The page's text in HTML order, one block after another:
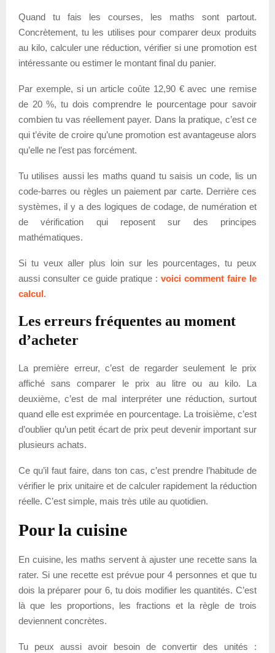
Quand tu fais les courses, les maths sont partout.
Concrètement, tu les utilises pour comparer deux produits
au kilo, calculer une réduction, vérifier si une promotion est
intéressante ou estimer le montant final du panier.
Par exemple, si un article coûte 12,90 € avec une remise
de 20 %, tu dois comprendre le pourcentage pour savoir
combien tu vas réellement payer. Dans la pratique, c’est ce
qui t’évite de croire qu’une promotion est avantageuse alors
qu’elle ne l’est pas forcément.
Tu utilises aussi les maths quand tu saisis un code, lis un
code-barres ou règles un paiement par carte. Derrière ces
systèmes, il y a des logiques de codage, de numération et
de vérification qui reposent sur des principes
mathématiques.
Si tu veux aller plus loin sur les pourcentages, tu peux
aussi consulter ce guide pratique : voici comment faire le
calcul.
Les erreurs fréquentes au moment
d’acheter
La première erreur, c’est de regarder seulement le prix
affiché sans comparer le prix au litre ou au kilo. La
deuxième, c’est de mal interpréter une réduction, surtout
quand elle est exprimée en pourcentage. La troisième, c’est
d’oublier qu’un petit écart de prix peut devenir important sur
plusieurs achats.
Ce qu’il faut faire, dans ton cas, c’est prendre l’habitude de
vérifier le prix unitaire et de calculer rapidement la réduction
réelle. C’est simple, mais très utile au quotidien.
Pour la cuisine
En cuisine, les maths servent à ajuster une recette sans la
rater. Si une recette est prévue pour 4 personnes et que tu
dois la préparer pour 6, tu dois modifier les quantités. C’est
là que les proportions, les fractions et la règle de trois
deviennent concrètes.
Tu peux aussi avoir besoin de convertir des unités :